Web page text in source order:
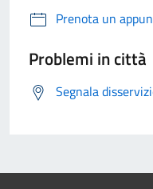
Prenota un
Problemi in città
Segnala